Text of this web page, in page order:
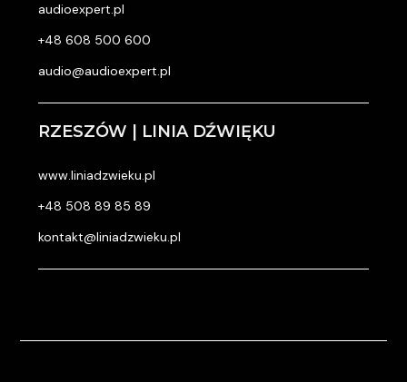
audioexpert.pl
+48 608 500 600
audio@audioexpert.pl
RZESZÓW | LINIA DŹWIĘKU
www.liniadzwieku.pl
+48 508 89 85 89
kontakt@liniadzwieku.pl